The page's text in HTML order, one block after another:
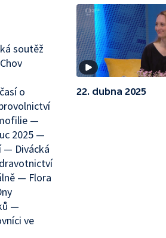
soutěž
o
—
2025 —
— Divácká
— Flora
—
ve
22. dubna 2025